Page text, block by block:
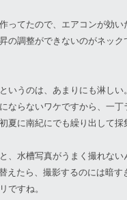
ってたので、エアコンが効
の調整ができないのがネック
いうのは、あまりにも淋し
ならないワケですから、一
夏に南紀にでも繰り出して
、水槽写真がうまく撮れな
えたら、撮影するのには暗す
ですね。